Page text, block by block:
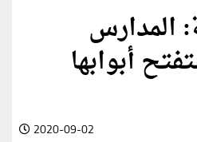
المدارس
أبوابها
2020-09-02